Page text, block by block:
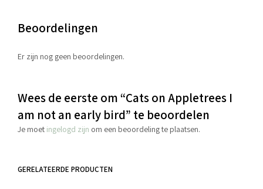
Beoordelingen
Er zijn nog geen beoordelingen.
Wees de eerste om “Cats on Appletrees I
am not an early bird” te beoordelen
Je moet ingelogd zijn om een beoordeling te plaatsen.
GERELATEERDE PRODUCTEN